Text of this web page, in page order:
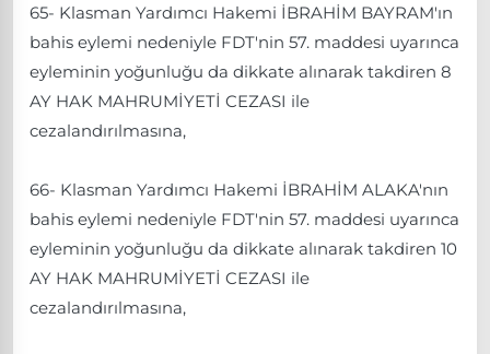
65- Klasman Yardımcı Hakemi İBRAHİM BAYRAM'ın
bahis eylemi nedeniyle FDT'nin 57. maddesi uyarınca
eyleminin yoğunluğu da dikkate alınarak takdiren 8
AY HAK MAHRUMİYETİ CEZASI ile
cezalandırılmasına,
66- Klasman Yardımcı Hakemi İBRAHİM ALAKA'nın
bahis eylemi nedeniyle FDT'nin 57. maddesi uyarınca
eyleminin yoğunluğu da dikkate alınarak takdiren 10
AY HAK MAHRUMİYETİ CEZASI ile
cezalandırılmasına,